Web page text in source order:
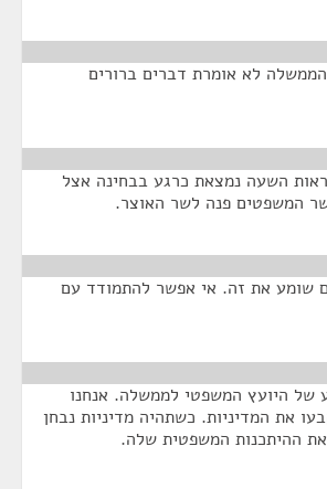
לא אומרת דברים ברורים
השעה נמצאת כרגע בבחינה אצל
המשפטים פנה לשר האוצר.
שומע את זה. אי אפשר להתמודד עם
של היועץ המשפטי לממשלה. אנחנו
את המדיניות. כשתהיה מדיניות נבחן
ההיתכנות המשפטית שלה.